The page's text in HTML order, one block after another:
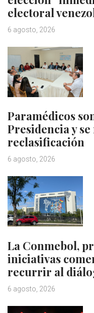
electoral
6 agosto, 2026
Paramédicos
Presidencia y
reclasificación
6 agosto, 2026
La Conmebol,
iniciativas
recurrir al
6 agosto, 2026